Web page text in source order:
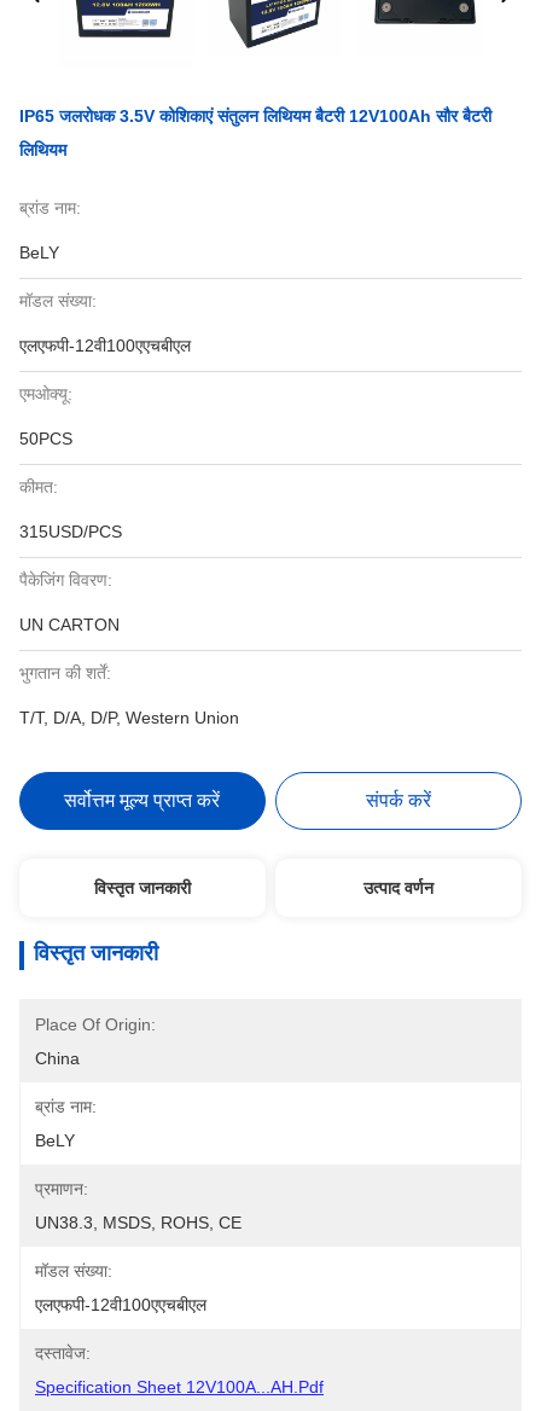
IP65 जलरोधक 3.5V कोशिकाएं संतुलन लिथियम बैटरी 12V100Ah सौर बैटरी
लिथियम
ब्रांड नाम:
BeLY
मॉडल संख्या:
एलएफपी-12वी100एएचबीएल
एमओक्यू:
50PCS
कीमत:
315USD/PCS
पैकेजिंग विवरण:
UN CARTON
भुगतान की शर्तें:
T/T, D/A, D/P, Western Union
सर्वोत्तम मूल्य प्राप्त करें संपर्क करें
विस्तृत जानकारी उत्पाद वर्णन
विस्तृत जानकारी
Place Of Origin:
China
ब्रांड नाम:
BeLY
प्रमाणन:
UN38.3, MSDS, ROHS, CE
मॉडल संख्या:
एलएफपी-12वी100एएचबीएल
दस्तावेज:
Specification Sheet 12V100A...AH.pdf